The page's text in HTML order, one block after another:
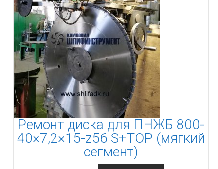
Ремонт диска для ПНЖБ 800-
40×7,2×15-z56 S+TOP (мягкий
сегмент)